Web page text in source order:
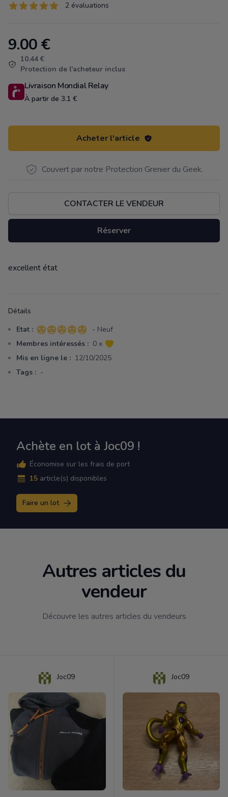
Évaluations
2 sur 5 étoiles 2 évaluations
Product information
9.00€
10.44 €
Protection de l'acheteur inclus
Livraison Mondial Relay
À partir de 3.1 €
Acheter l'article
Couvert par notre Protection Grenier du Geek.
CONTACTER LE VENDEUR
Réserver
Description
excellent état
Détails
Etat : 5 sur 5 étoiles
- Neuf
Membres intéressés : 0 x
Mis en ligne le : 12/10/2025
Tags : -
Achète en lot à Joc09 !
Économise sur les frais de port
15 article(s) disponibles
Faire un lot
Autres articles du
vendeur
Découvre les autres articles du vendeurs
Joc09 Joc09